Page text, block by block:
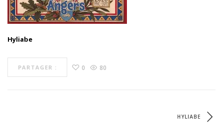
Hyliabe
PARTAGER : 0 80
HYLIABE